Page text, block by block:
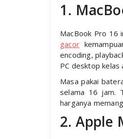
1.
MacBook Pro 16
gacor
encoding,
PC desktop kelas
Masa pakai
selama 16 jam.
harganya
2. Apple